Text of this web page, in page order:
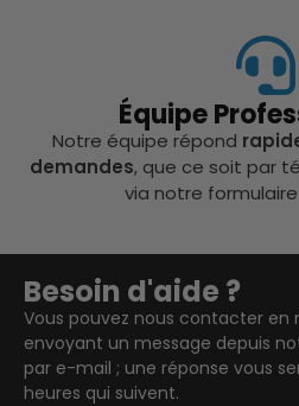
Équipe
Notre équipe répond
demandes, que ce soit par
via notre
Besoin d'aide ?
Vous pouvez nous contacter en
envoyant un message depuis
par e-mail ; une réponse vous
heures qui suivent.